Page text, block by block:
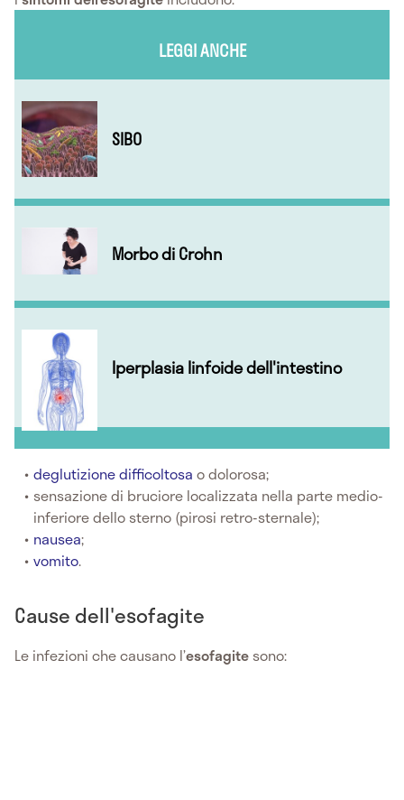
LEGGI ANCHE
SIBO
Morbo di Crohn
Iperplasia linfoide dell'intestino
deglutizione difficoltosa o dolorosa;
sensazione di bruciore localizzata nella parte medio-
inferiore dello sterno (pirosi retro-sternale);
nausea;
vomito.
Cause dell'esofagite
Le infezioni che causano l’esofagite sono: